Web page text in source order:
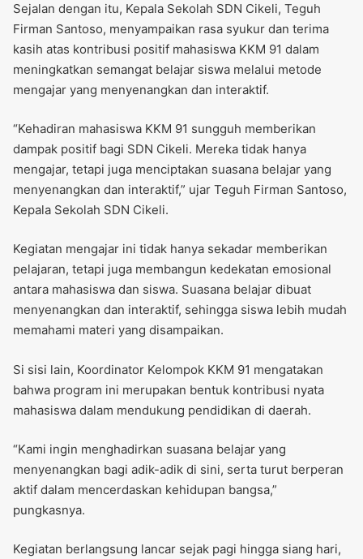
Sejalan dengan itu, Kepala Sekolah SDN Cikeli, Teguh
Firman Santoso, menyampaikan rasa syukur dan terima
kasih atas kontribusi positif mahasiswa KKM 91 dalam
meningkatkan semangat belajar siswa melalui metode
mengajar yang menyenangkan dan interaktif.
“Kehadiran mahasiswa KKM 91 sungguh memberikan
dampak positif bagi SDN Cikeli. Mereka tidak hanya
mengajar, tetapi juga menciptakan suasana belajar yang
menyenangkan dan interaktif,” ujar Teguh Firman Santoso,
Kepala Sekolah SDN Cikeli.
Kegiatan mengajar ini tidak hanya sekadar memberikan
pelajaran, tetapi juga membangun kedekatan emosional
antara mahasiswa dan siswa. Suasana belajar dibuat
menyenangkan dan interaktif, sehingga siswa lebih mudah
memahami materi yang disampaikan.
Si sisi lain, Koordinator Kelompok KKM 91 mengatakan
bahwa program ini merupakan bentuk kontribusi nyata
mahasiswa dalam mendukung pendidikan di daerah.
“Kami ingin menghadirkan suasana belajar yang
menyenangkan bagi adik-adik di sini, serta turut berperan
aktif dalam mencerdaskan kehidupan bangsa,”
pungkasnya.
Kegiatan berlangsung lancar sejak pagi hingga siang hari,